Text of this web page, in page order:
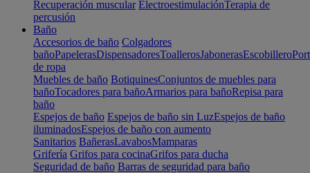
Recuperación muscular ElectroestimulaciónTerapia de
percusión
Baño
Accesorios de baño Colgadores
bañoPapelerasDispensadoresToallerosJabonerasEscobillero
de ropa
Muebles de baño BotiquinesConjuntos de muebles para
bañoTocadores para bañoArmarios para bañoRepisa para
baño
Espejos de baño Espejos de baño sin LuzEspejos de baño
iluminadosEspejos de baño con aumento
Sanitarios BañerasLavabosMamparas
Grifería Grifos para cocinaGrifos para ducha
Seguridad de baño Barras de seguridad para baño